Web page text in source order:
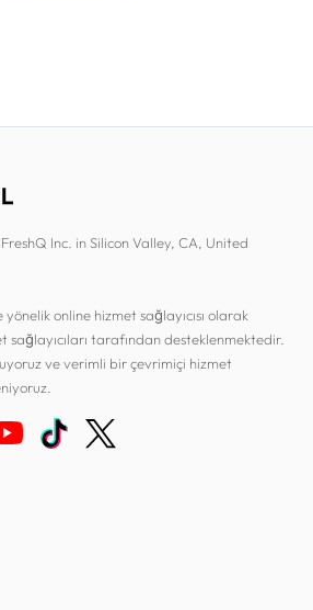
Inc. in Silicon Valley, CA, United
online hizmet sağlayıcısı olarak
sağlayıcıları tarafından desteklenmektedir.
ve verimli bir çevrimiçi hizmet